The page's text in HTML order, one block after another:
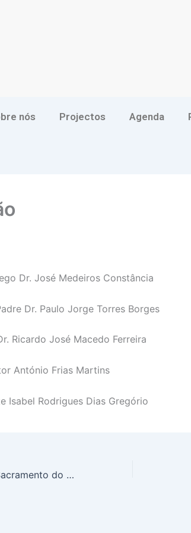
nós Projectos Agenda
Dr. José Medeiros Constância
Dr. Paulo Jorge Torres Borges
Ricardo José Macedo Ferreira
António Frias Martins
Isabel Rodrigues Dias Gregório
A propósito do Sacramento do Crisma ou Confirmação